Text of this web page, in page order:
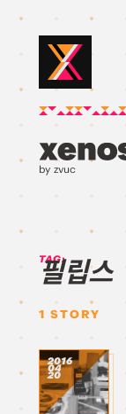
by zvuc
TAG:
필립스
1 STORY
2016
04
20